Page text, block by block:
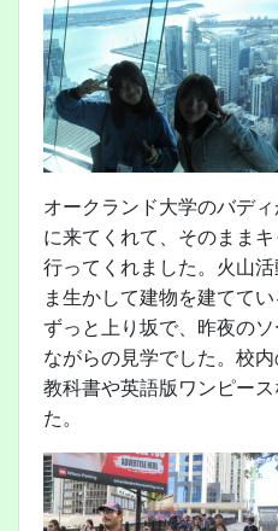
オークランド大学のバデ
に来てくれて、そのまま
行ってくれました。火山
ま生かして建物を建てて
ずっと上り坂で、昨夜の
ながらの見学でした。校
教科書や英語版ワンピー
た。